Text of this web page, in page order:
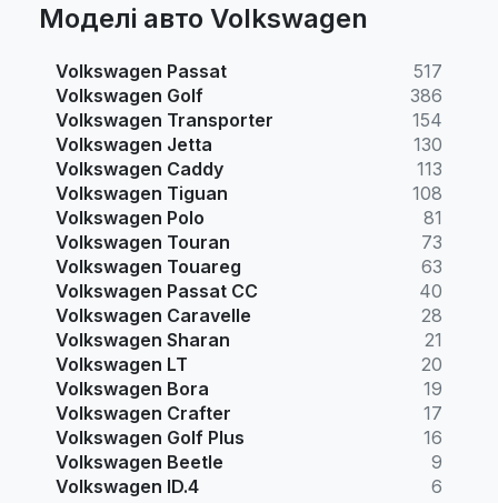
Моделі авто Volkswagen
Volkswagen Passat
517
Volkswagen Golf
386
Volkswagen Transporter
154
Volkswagen Jetta
130
Volkswagen Caddy
113
Volkswagen Tiguan
108
Volkswagen Polo
81
Volkswagen Touran
73
Volkswagen Touareg
63
Volkswagen Passat CC
40
Volkswagen Caravelle
28
Volkswagen Sharan
21
Volkswagen LT
20
Volkswagen Bora
19
Volkswagen Crafter
17
Volkswagen Golf Plus
16
Volkswagen Beetle
9
Volkswagen ID.4
6